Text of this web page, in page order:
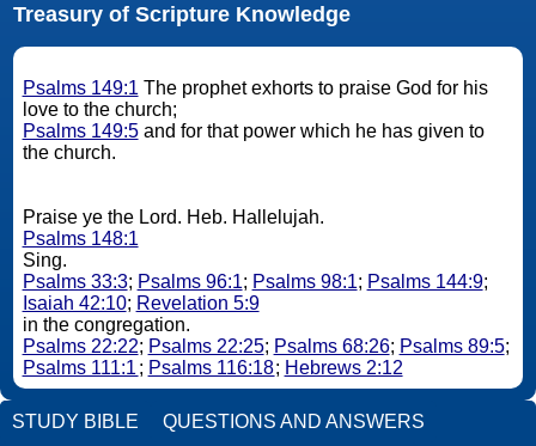
Treasury of Scripture Knowledge
Psalms 149:1 The prophet exhorts to praise God for his
love to the church;
Psalms 149:5and for that power which he has given to
the church.
Praise ye the Lord. Heb. Hallelujah.
Psalms 148:1
Sing.
Psalms 33:3; Psalms 96:1; Psalms 98:1; Psalms 144:9;
Isaiah 42:10; Revelation 5:9
in the congregation.
Psalms 22:22; Psalms 22:25; Psalms 68:26; Psalms 89:5;
Psalms 111:1 ; Psalms 116:18; Hebrews 2:12
STUDY BIBLE QUESTIONS AND ANSWERS